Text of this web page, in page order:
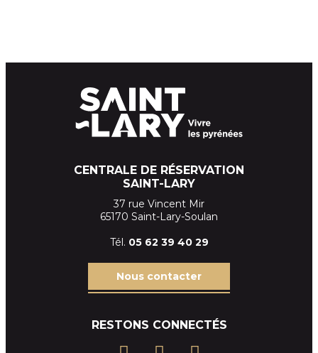
CENTRALE DE RÉSERVATION
SAINT-LARY
37 rue Vincent Mir
65170 Saint-Lary-Soulan
Tél. 05 62 39 40 29
Nous contacter
RESTONS CONNECTÉS